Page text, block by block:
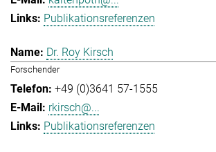
Publikationsreferenzen
Dr. Roy Kirsch
Forschender
+49 (0)3641 57-1555
rkirsch@...
Publikationsreferenzen